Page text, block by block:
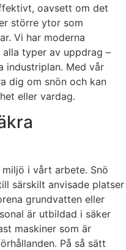
oavsett om det
större ytor som
Vi har moderna
typer av uppdrag –
industriplan. Med vår
dig om snön och kan
eller vardag.
i vårt arbete. Snö
särskilt anvisade platser
grundvatten eller
är utbildad i säker
maskiner som är
På så sätt